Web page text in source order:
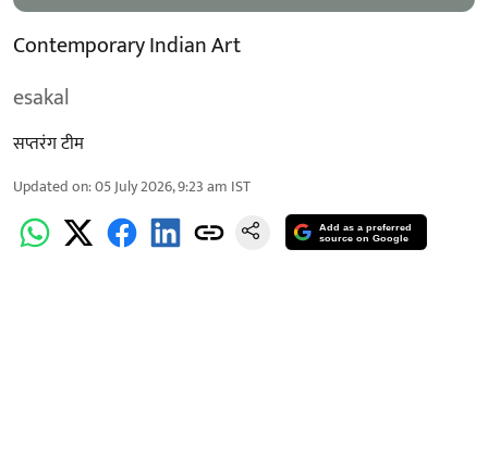
Contemporary Indian Art
esakal
सप्तरंग टीम
Updated on:05 July 2026, 9:23 am IST
Add as a preferred
source on Google